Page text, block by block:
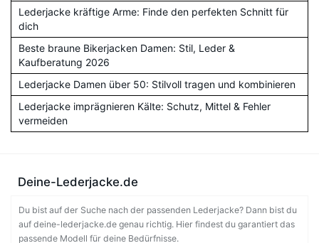
Lederjacke kräftige Arme: Finde den perfekten Schnitt für
dich
Beste braune Bikerjacken Damen: Stil, Leder &
Kaufberatung 2026
Lederjacke Damen über 50: Stilvoll tragen und kombinieren
Lederjacke imprägnieren Kälte: Schutz, Mittel & Fehler
vermeiden
Deine-Lederjacke.de
Du bist auf der Suche nach der passenden Lederjacke? Dann bist du
auf deine-lederjacke.de genau richtig. Hier findest du garantiert das
passende Modell für deine Bedürfnisse.